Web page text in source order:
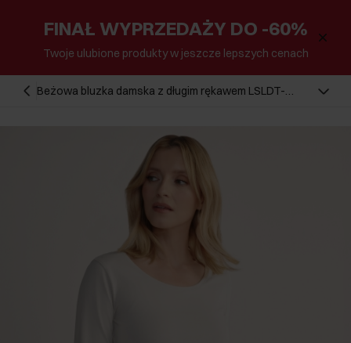
FINAŁ WYPRZEDAŻY DO -60%
Twoje ulubione produkty w jeszcze lepszych cenach
Beżowa bluzka damska z długim rękawem LSLDT-